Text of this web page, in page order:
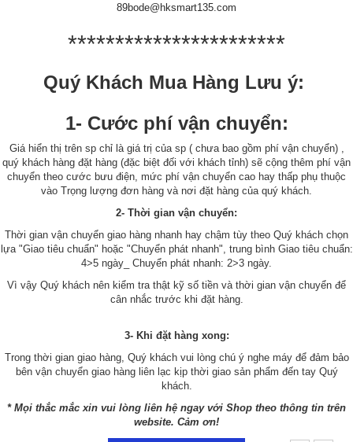
89bode@hksmart135.com
***********************
Quý Khách Mua Hàng Lưu ý:
1- Cước phí vận chuyển:
Giá hiển thị trên sp chỉ là giá trị của sp ( chưa bao gồm phí vận chuyển) ,
quý khách hàng đặt hàng (đặc biệt đối với khách tỉnh) sẽ cộng thêm phí vận
chuyển theo cước bưu điện, mức phí vận chuyển cao hay thấp phụ thuộc
vào Trọng lượng đơn hàng và nơi đặt hàng của quý khách.
2- Thời gian vận chuyển:
Thời gian vận chuyển giao hàng nhanh hay chậm tùy theo Quý khách chọn
lựa "Giao tiêu chuẩn" hoặc "Chuyển phát nhanh", trung bình Giao tiêu chuẩn:
4>5 ngày_ Chuyển phát nhanh: 2>3 ngày.
Vì vậy Quý khách nên kiểm tra thật kỹ số tiền và thời gian vận chuyển để
cân nhắc trước khi đặt hàng.
3- Khi đặt hàng xong:
Trong thời gian giao hàng, Quý khách vui lòng chú ý nghe máy để đảm bảo
bên vận chuyển giao hàng liên lạc kịp thời giao sản phẩm đến tay Quý
khách.
* Mọi thắc mắc xin vui lòng liên hệ ngay với Shop theo thông tin trên
website. Cảm ơn!